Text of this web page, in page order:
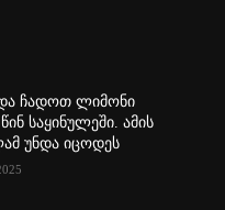
ჩადოთ ლიმონი
საყინულეში. ამის
უნდა იცოდეს